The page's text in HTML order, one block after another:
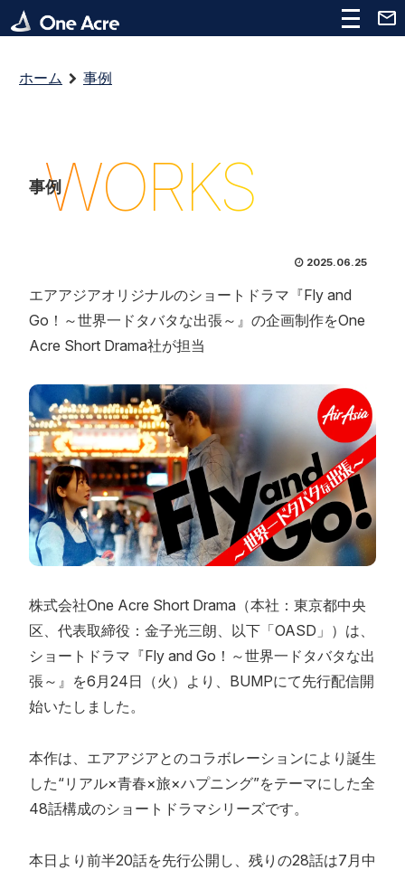
ホーム 事例
事例WORKS
2025.06.25
エアアジアオリジナルのショートドラマ『Fly and
Go！～世界一ドタバタな出張～』の企画制作をOne
Acre Short Drama社が担当
株式会社One Acre Short Drama（本社：東京都中央
区、代表取締役：金子光三朗、以下「OASD」）は、
ショートドラマ『Fly and Go！～世界一ドタバタな出
張～』を6月24日（火）より、BUMPにて先行配信開
始いたしました。
本作は、エアアジアとのコラボレーションにより誕生
した“リアル×青春×旅×ハプニング”をテーマにした全
48話構成のショートドラマシリーズです。
本日より前半20話を先行公開し、残りの28話は7月中